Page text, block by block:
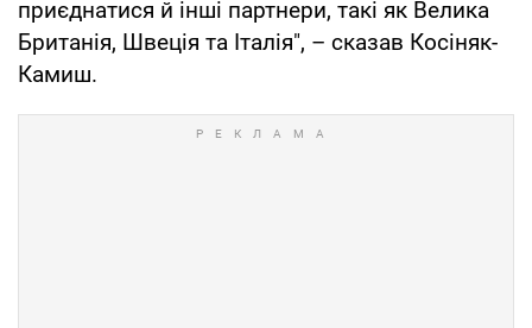
приєднатися й інші партнери, такі як Велика
Британія, Швеція та Італія", – сказав Косіняк-
Камиш.